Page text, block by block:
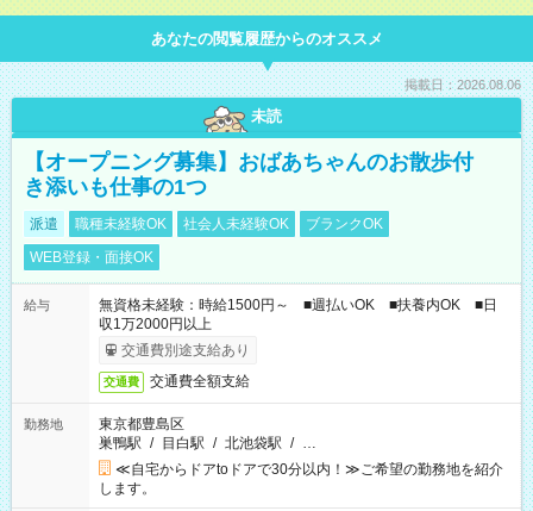
あなたの閲覧履歴からのオススメ
掲載日：2026.08.06
未読
【オープニング募集】おばあちゃんのお散歩付
き添いも仕事の1つ
派遣 職種未経験OK 社会人未経験OK
ブランクOK
WEB登録・面接OK
給与
無資格未経験：時給1500円～ ■週払いOK ■扶養内OK ■日
収1万2000円以上
交通費別途支給あり
交通費 交通費全額支給
勤務地
東京都豊島区
巣鴨駅 / 目白駅 / 北池袋駅 / …
≪自宅からドアtoドアで30分以内！≫ご希望の勤務地を紹介
します。